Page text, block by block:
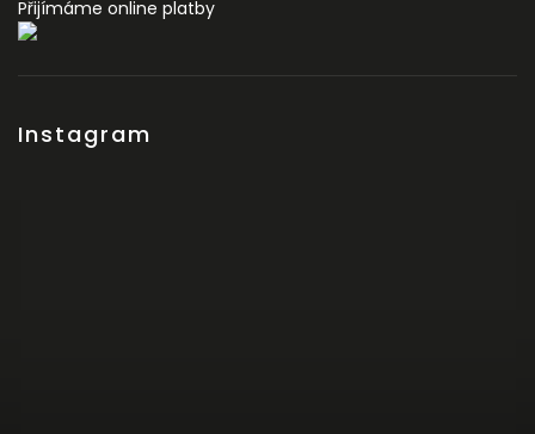
Přijímáme online platby
Instagram